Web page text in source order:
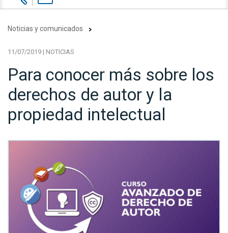
Noticias y comunicados
11/07/2019 | NOTICIAS
Para conocer más sobre los
derechos de autor y la
propiedad intelectual